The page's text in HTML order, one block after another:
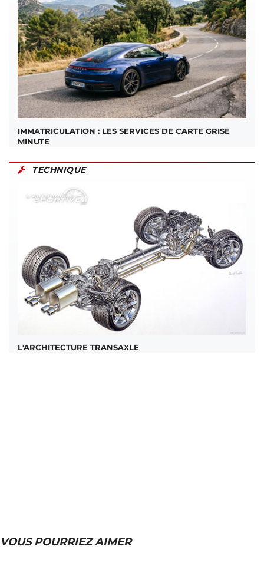
IMMATRICULATION : LES SERVICES DE CARTE GRISE
MINUTE
TECHNIQUE
L'ARCHITECTURE TRANSAXLE
VOUS POURRIEZ AIMER